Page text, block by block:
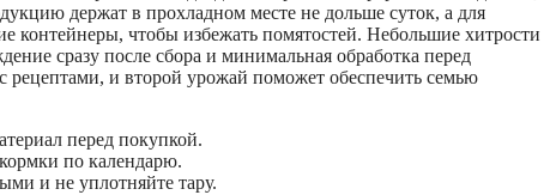
держат в прохладном месте не дольше суток, а для
контейнеры, чтобы избежать помятостей. Небольшие хитрости
сразу после сбора и минимальная обработка перед
рецептами, и второй урожай поможет обеспечить семью
перед покупкой.
по календарю.
и не уплотняйте тару.